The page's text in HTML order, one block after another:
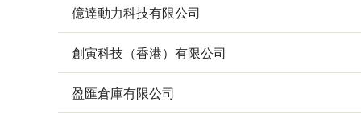
億達動力科技有限公司
創寅科技（香港）有限公司
盈匯倉庫有限公司